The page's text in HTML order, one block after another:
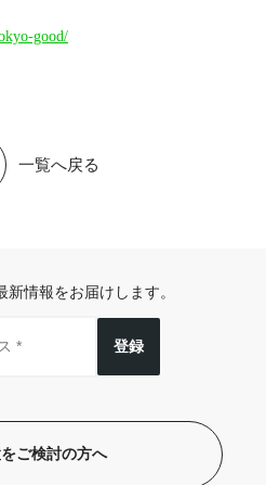
good/
一覧へ戻る
新情報をお届けします。
登録
ご検討の方へ